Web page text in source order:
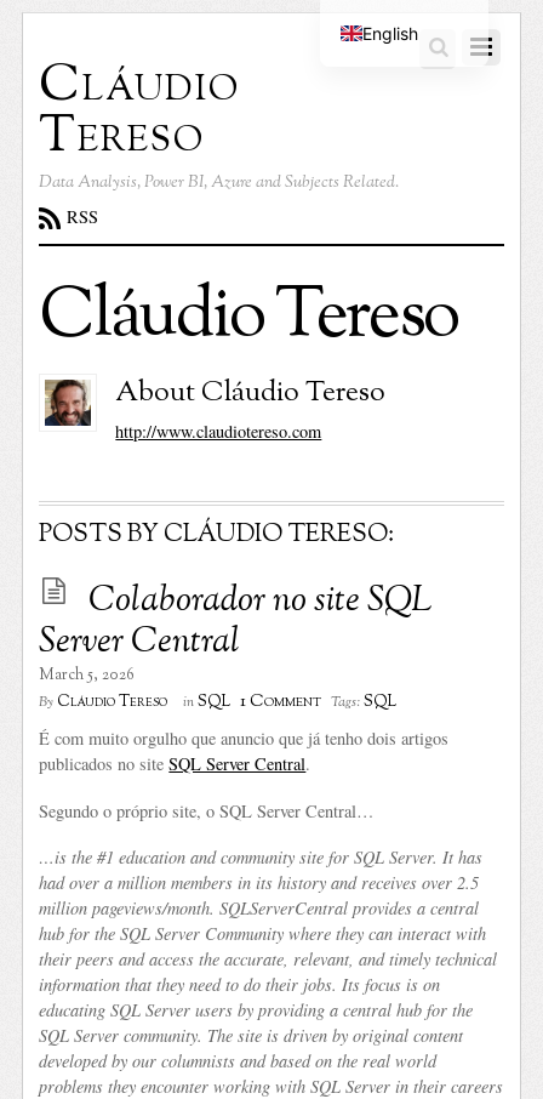
Cláudio
Tereso
Data Analysis, Power BI, Azure and Subjects Related.
RSS
Cláudio Tereso
AboutCláudio Tereso
http://www.claudiotereso.com
POSTS BY CLÁUDIO TERESO:
Colaborador no site SQL
Server Central
March 5, 2026
By Cláudio Tereso inSQL 1 Comment Tags:SQL
É com muito orgulho que anuncio que já tenho dois artigos
publicados no siteSQL Server Central.
Segundo o próprio site, o SQL Server Central…
…is the #1 education and community site for SQL Server. It has
had over a million members in its history and receives over 2.5
million pageviews/month. SQLServerCentral provides a central
hub for the SQL Server Community where they can interact with
their peers and access the accurate, relevant, and timely technical
information that they need to do their jobs. Its focus is on
educating SQL Server users by providing a central hub for the
SQL Server community. The site is driven by original content
developed by our columnists and based on the real world
problems they encounter working with SQL Server in their careers
English